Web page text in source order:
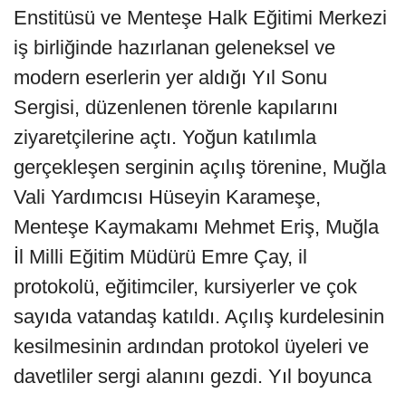
Enstitüsü ve Menteşe Halk Eğitimi Merkezi
iş birliğinde hazırlanan geleneksel ve
modern eserlerin yer aldığı Yıl Sonu
Sergisi, düzenlenen törenle kapılarını
ziyaretçilerine açtı. Yoğun katılımla
gerçekleşen serginin açılış törenine, Muğla
Vali Yardımcısı Hüseyin Karameşe,
Menteşe Kaymakamı Mehmet Eriş, Muğla
İl Milli Eğitim Müdürü Emre Çay, il
protokolü, eğitimciler, kursiyerler ve çok
sayıda vatandaş katıldı. Açılış kurdelesinin
kesilmesinin ardından protokol üyeleri ve
davetliler sergi alanını gezdi. Yıl boyunca